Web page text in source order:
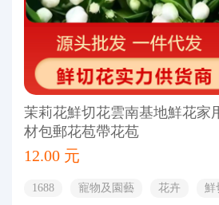
茉莉花鮮切花雲南基地鮮花家
材包郵花苞帶花苞
12.00 元
1688 寵物及園藝 花卉 鮮